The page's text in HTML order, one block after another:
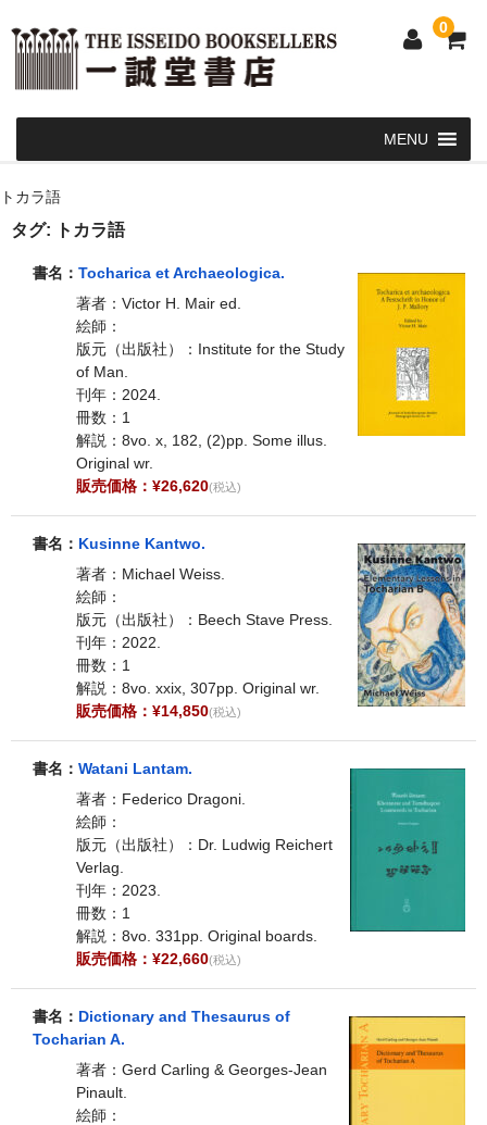
0
和 書
洋 書
和本・浮世絵・古地図
カート
発送・支払い方法
お問い合せ
トカラ語
タグ: トカラ語
書名： Tocharica et Archaeologica.
著者：Victor H. Mair ed.
絵師：
版元（出版社）：Institute for the Study
of Man.
刊年：2024.
冊数：1
解説：8vo. x, 182, (2)pp. Some illus.
Original wr.
販売価格：¥26,620(税込)
書名： Kusinne Kantwo.
著者：Michael Weiss.
絵師：
版元（出版社）：Beech Stave Press.
刊年：2022.
冊数：1
解説：8vo. xxix, 307pp. Original wr.
販売価格：¥14,850(税込)
書名： Watani Lantam.
著者：Federico Dragoni.
絵師：
版元（出版社）：Dr. Ludwig Reichert
Verlag.
刊年：2023.
冊数：1
解説：8vo. 331pp. Original boards.
販売価格：¥22,660(税込)
書名： Dictionary and Thesaurus of
Tocharian A.
著者：Gerd Carling & Georges-Jean
Pinault.
絵師：